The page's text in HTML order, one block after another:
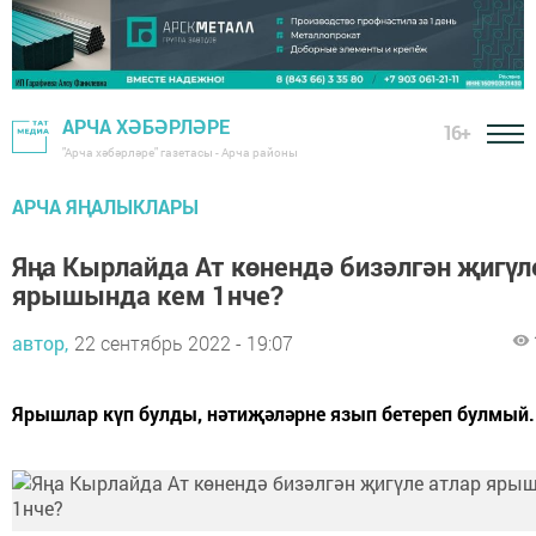
АРЧА ХӘБӘРЛӘРЕ
"Арча хәбәрләре" газетасы - Арча районы
16+
АРЧА ЯҢАЛЫКЛАРЫ
Яңа Кырлайда Ат көнендә бизәлгән
ярышында кем 1нче?
автор, 22 сентябрь 2022 - 19:07
Ярышлар күп булды, нәтиҗәләрне язып бетереп булмый.